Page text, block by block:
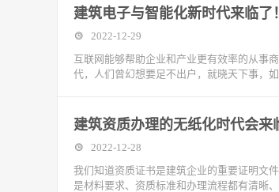
建筑电子与智能化新时代来临了！
2022-12-29
互联网能够帮助企业和产业更有效率的从事
代，人们曾幻想要足不出户，就晓天下事，
建筑资质办理的无纸化时代会来
2022-12-28
我们知道资质证书是建筑企业的重要证明文
是材料要求、资质标准和办理流程都有清晰